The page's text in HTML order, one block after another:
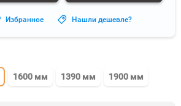
Избранное Нашли дешевле?
1600 мм 1390 мм 1900 мм